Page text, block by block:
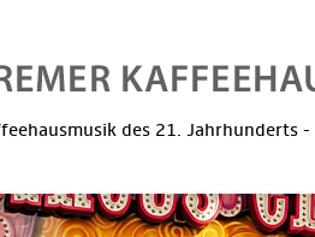
des 21. Jahrhunderts -